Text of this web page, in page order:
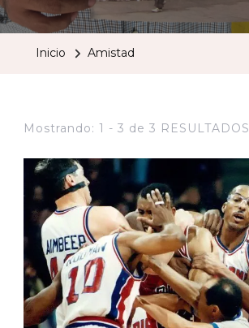
Inicio Amistad
Mostrando: 1 - 3 de 3 RESULTADOS